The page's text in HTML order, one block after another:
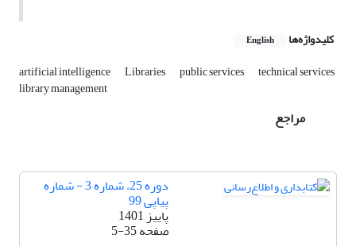
کلیدواژه‌ها English
artificial intelligence Libraries public services technical services
library management
مراجع
دوره 25، شماره 3 - شماره
پیاپی 99
پاییز 1401
صفحه5-35